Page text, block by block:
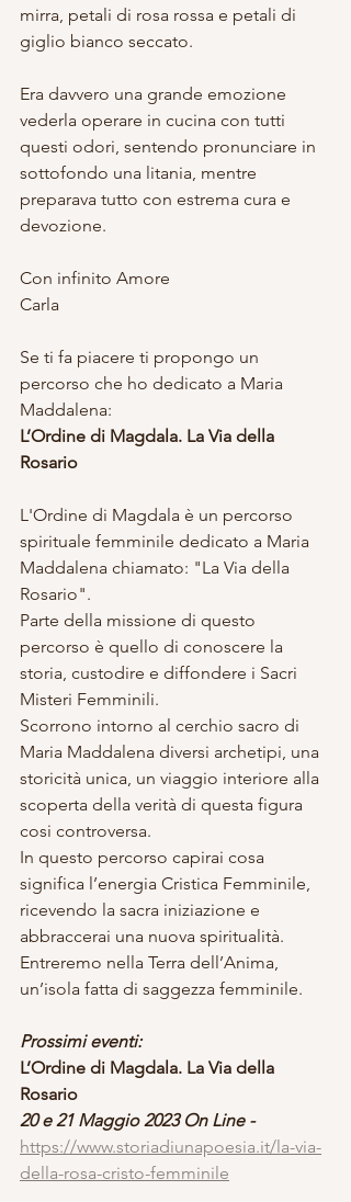
mirra, petali di rosa rossa e petali di
giglio bianco seccato.
Era davvero una grande emozione
vederla operare in cucina con tutti
questi odori, sentendo pronunciare in
sottofondo una litania, mentre
preparava tutto con estrema cura e
devozione.
Con infinito Amore
Carla
Se ti fa piacere ti propongo un
percorso che ho dedicato a Maria
Maddalena:
L’Ordine di Magdala. La Via della
Rosario
L'Ordine di Magdala è un percorso
spirituale femminile dedicato a Maria
Maddalena chiamato: "La Via della
Rosario".
Parte della missione di questo
percorso è quello di conoscere la
storia, custodire e diffondere i Sacri
Misteri Femminili.
Scorrono intorno al cerchio sacro di
Maria Maddalena diversi archetipi, una
storicità unica, un viaggio interiore alla
scoperta della verità di questa figura
cosi controversa.
In questo percorso capirai cosa
significa l’energia Cristica Femminile,
ricevendo la sacra iniziazione e
abbraccerai una nuova spiritualità.
Entreremo nella Terra dell’Anima,
un’isola fatta di saggezza femminile.
Prossimi eventi:
L’Ordine di Magdala. La Via della
Rosario
20 e 21 Maggio 2023 On Line -
https://www.storiadiunapoesia.it/la-via-
della-rosa-cristo-femminile